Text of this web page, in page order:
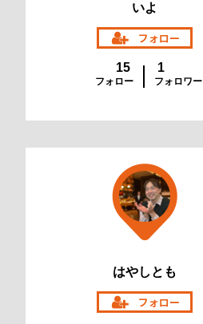
いよ
15
フォロー
1
フォロワー
はやしとも